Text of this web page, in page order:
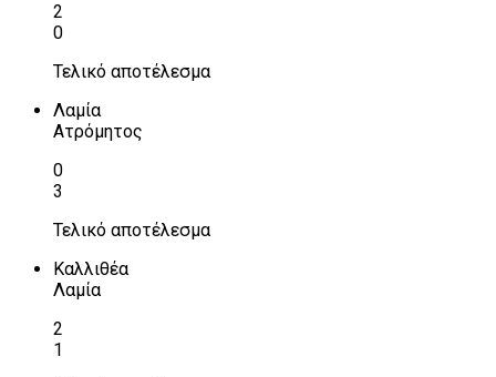
2
0
Τελικό αποτέλεσμα
Λαμία
Ατρόμητος
0
3
Τελικό αποτέλεσμα
Καλλιθέα
Λαμία
2
1